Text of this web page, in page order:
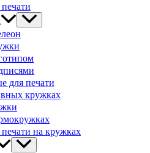
для печати
кружках
на кружках